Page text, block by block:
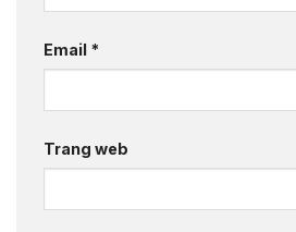
Email *
Trang web